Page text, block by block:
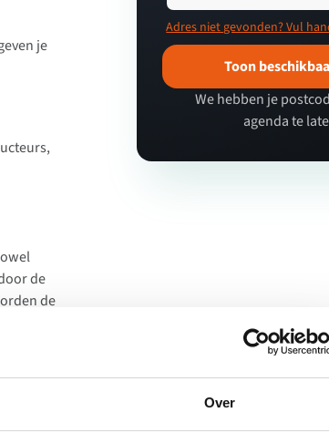
Over
je
de
de
ook 's
Adres niet gevonden? Vul
Toon
We hebben je
agenda te